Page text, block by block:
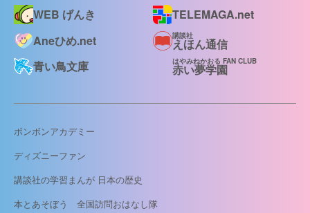
WEB げんき
TELEMAGA.net
Aneひめ.net
講談社
えほん通信
青い鳥文庫
はやみねかおる FAN CLUB
赤い夢学園
ボンボンアカデミー
ディズニーファン
講談社の学習まんが 日本の歴史
本とあそぼう 全国訪問おはなし隊